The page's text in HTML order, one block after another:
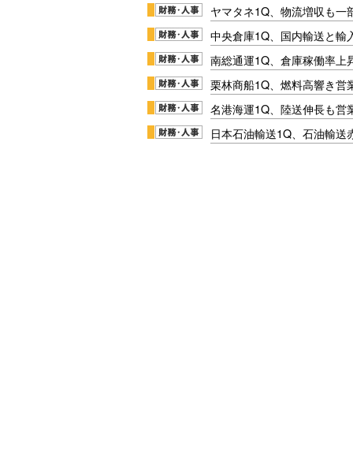
ヤマタネ1Q、物流増収も一
中央倉庫1Q、国内輸送と輸
南総通運1Q、倉庫稼働率上
栗林商船1Q、燃料高響き営
名港海運1Q、陸送伸長も営
日本石油輸送1Q、石油輸送